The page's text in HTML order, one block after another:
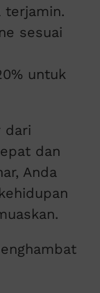
terjamin.
sesuai
untuk
dari
dan
Anda